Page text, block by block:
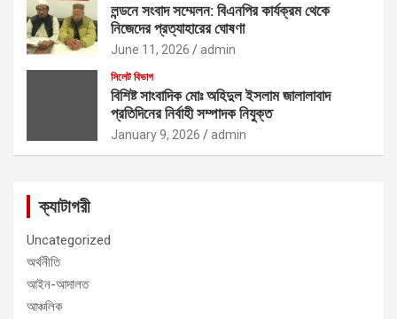
লন্ডনে সংবাদ সম্মেলন: বিএনপির কার্যক্রম থেকে
নিজেদের প্রত্যাহারের ঘোষণা
June 11, 2026 admin
সিলেট বিভাগ
বিশিষ্ট সাংবাদিক মোঃ অহিদুল ইসলাম জালালাবাদ
প্রতিদিনের নির্বাহী সম্পাদক নিযুক্ত
January 9, 2026 admin
ক্যাটাগরী
Uncategorized
অর্থনীতি
আইন-আদালত
আঞ্চলিক